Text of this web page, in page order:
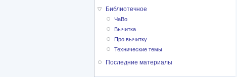
Библиотечное
ЧаВо
Вычитка
Про вычитку
Технические темы
Последние материалы